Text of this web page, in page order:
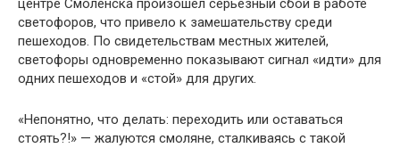
центре Смоленска произошел серьезный сбой в работе
светофоров, что привело к замешательству среди
пешеходов. По свидетельствам местных жителей,
светофоры одновременно показывают сигнал «идти» для
одних пешеходов и «стой» для других.
«Непонятно, что делать: переходить или оставаться
стоять?!» — жалуются смоляне, сталкиваясь с такой